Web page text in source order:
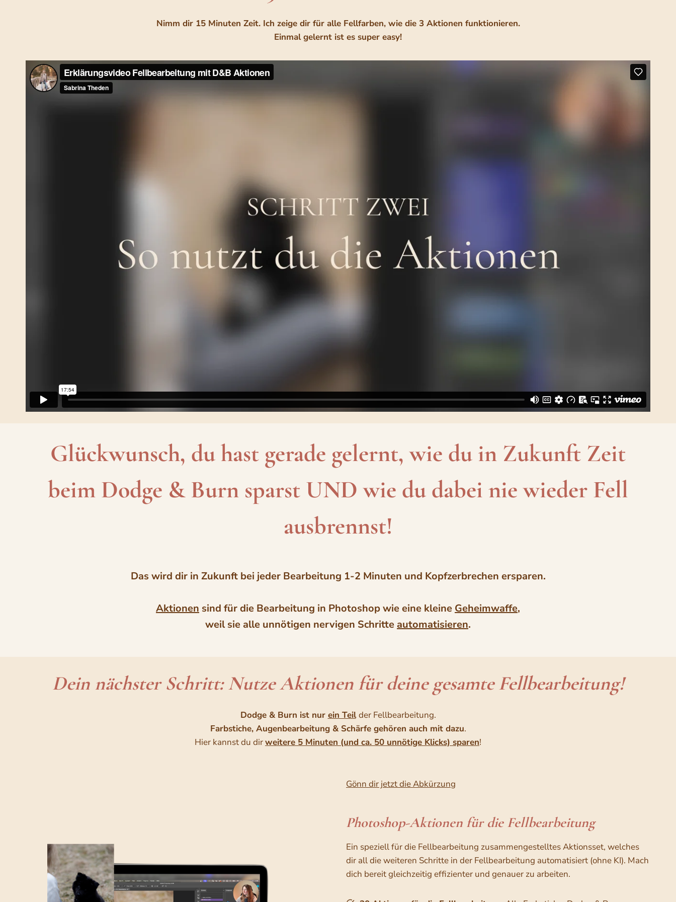
Nimm dir 15 Minuten Zeit. Ich zeige dir für alle Fellfarben, wie die 3 Aktionen funktionieren.
Einmal gelernt ist es super easy!
Glückwunsch, du hast gerade gelernt, wie du in Zukunft Zeit
beim Dodge & Burn sparst UND wie du dabei nie wieder Fell
ausbrennst!
Das wird dir in Zukunft bei jeder Bearbeitung 1-2 Minuten und Kopfzerbrechen ersparen.
Aktionen sind für die Bearbeitung in Photoshop wie eine kleine Geheimwaffe,
weil sie alle unnötigen nervigen Schritte automatisieren.
Dein nächster Schritt: Nutze Aktionen für deine gesamte Fellbearbeitung!
Dodge & Burn ist nur ein Teil der Fellbearbeitung.
Farbstiche, Augenbearbeitung & Schärfe gehören auch mit dazu.
Hier kannst du dirweitere 5 Minuten (und ca. 50 unnötige Klicks) sparen!
Gönn dir jetzt die Abkürzung
Photoshop-Aktionen für die Fellbearbeitung
Ein speziell für die Fellbearbeitung zusammengestelltes Aktionsset, welches
dir all die weiteren Schritte in der Fellbearbeitung automatisiert (ohne KI). Mach
dich bereit gleichzeitig effizienter und genauer zu arbeiten.